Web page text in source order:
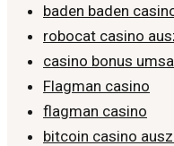
baden baden
robocat casino
casino bonus
Flagman casino
flagman casino
bitcoin casino